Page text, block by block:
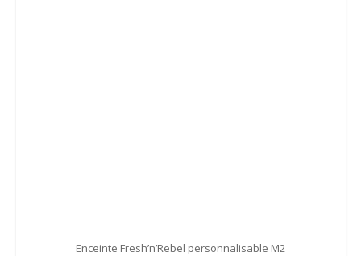
Enceinte Fresh’n’Rebel personnalisable M2